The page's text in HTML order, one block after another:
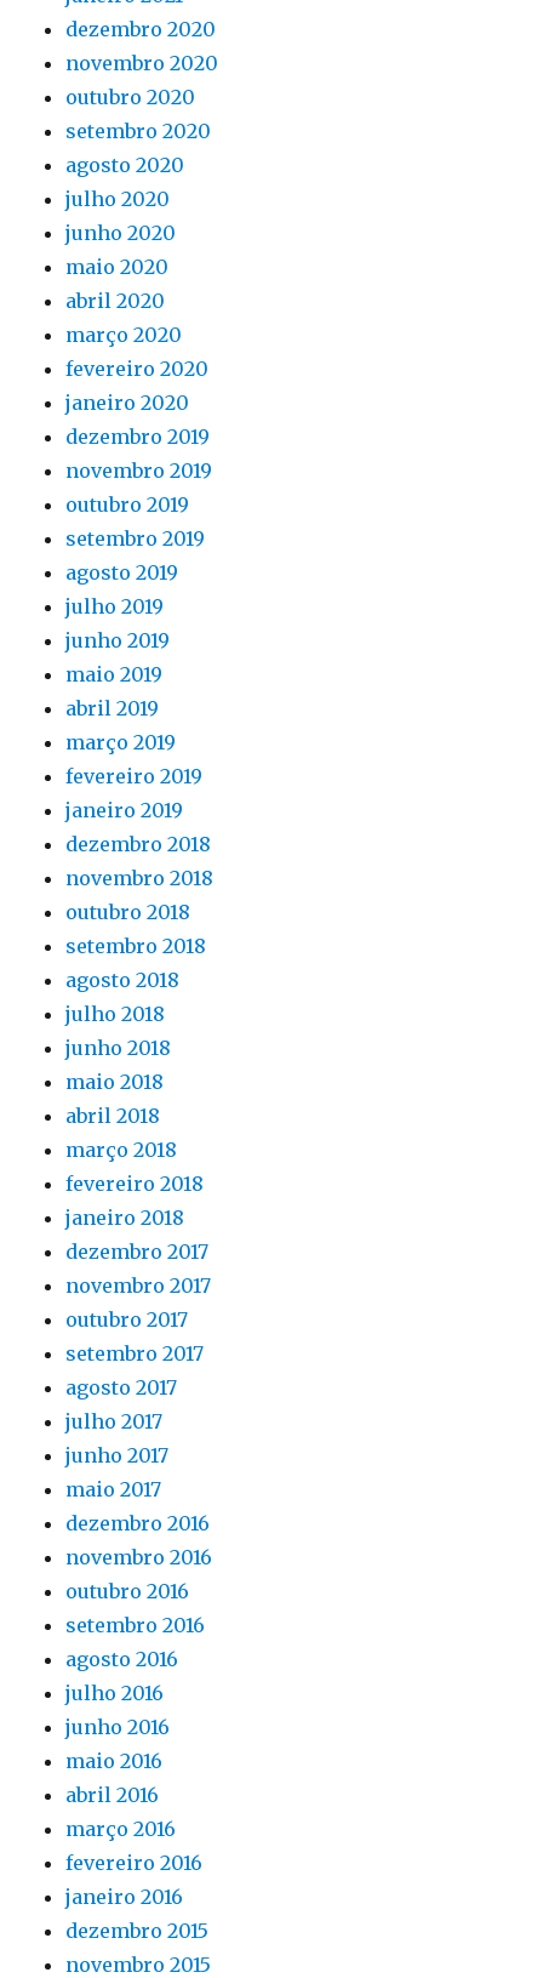
dezembro 2020
novembro 2020
outubro 2020
setembro 2020
agosto 2020
julho 2020
junho 2020
maio 2020
abril 2020
março 2020
fevereiro 2020
janeiro 2020
dezembro 2019
novembro 2019
outubro 2019
setembro 2019
agosto 2019
julho 2019
junho 2019
maio 2019
abril 2019
março 2019
fevereiro 2019
janeiro 2019
dezembro 2018
novembro 2018
outubro 2018
setembro 2018
agosto 2018
julho 2018
junho 2018
maio 2018
abril 2018
março 2018
fevereiro 2018
janeiro 2018
dezembro 2017
novembro 2017
outubro 2017
setembro 2017
agosto 2017
julho 2017
junho 2017
maio 2017
dezembro 2016
novembro 2016
outubro 2016
setembro 2016
agosto 2016
julho 2016
junho 2016
maio 2016
abril 2016
março 2016
fevereiro 2016
janeiro 2016
dezembro 2015
novembro 2015